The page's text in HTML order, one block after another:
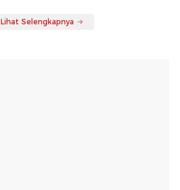
Lihat Selengkapnya